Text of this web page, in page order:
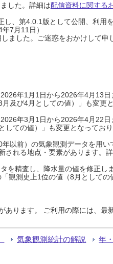
した。詳細は配信資料に関する
、第4.0.1版として公開、利用
7月11日）
ました。ご迷惑をおかけして申
年1月1日から2026年4月13
及び4月としての値）」も変更
年3月1日から2026年4月22
ての値）」も変更となってお
以前）の気象観測データを用
される地点・要素があります。
を精査し、降水量の値を修正し
観測史上1位の値（8月として
ります。 ご利用の際には、最
気象観測統計の解説 年